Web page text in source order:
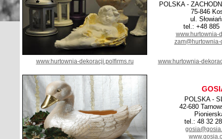
POLSKA -
75-846
ul.
tel.: +48 885
www.hurtownia-
www.hurtownia-dekoracji.polfirms.ru www.hurtownia-
POLSKA -
42-680
tel.: 48 32